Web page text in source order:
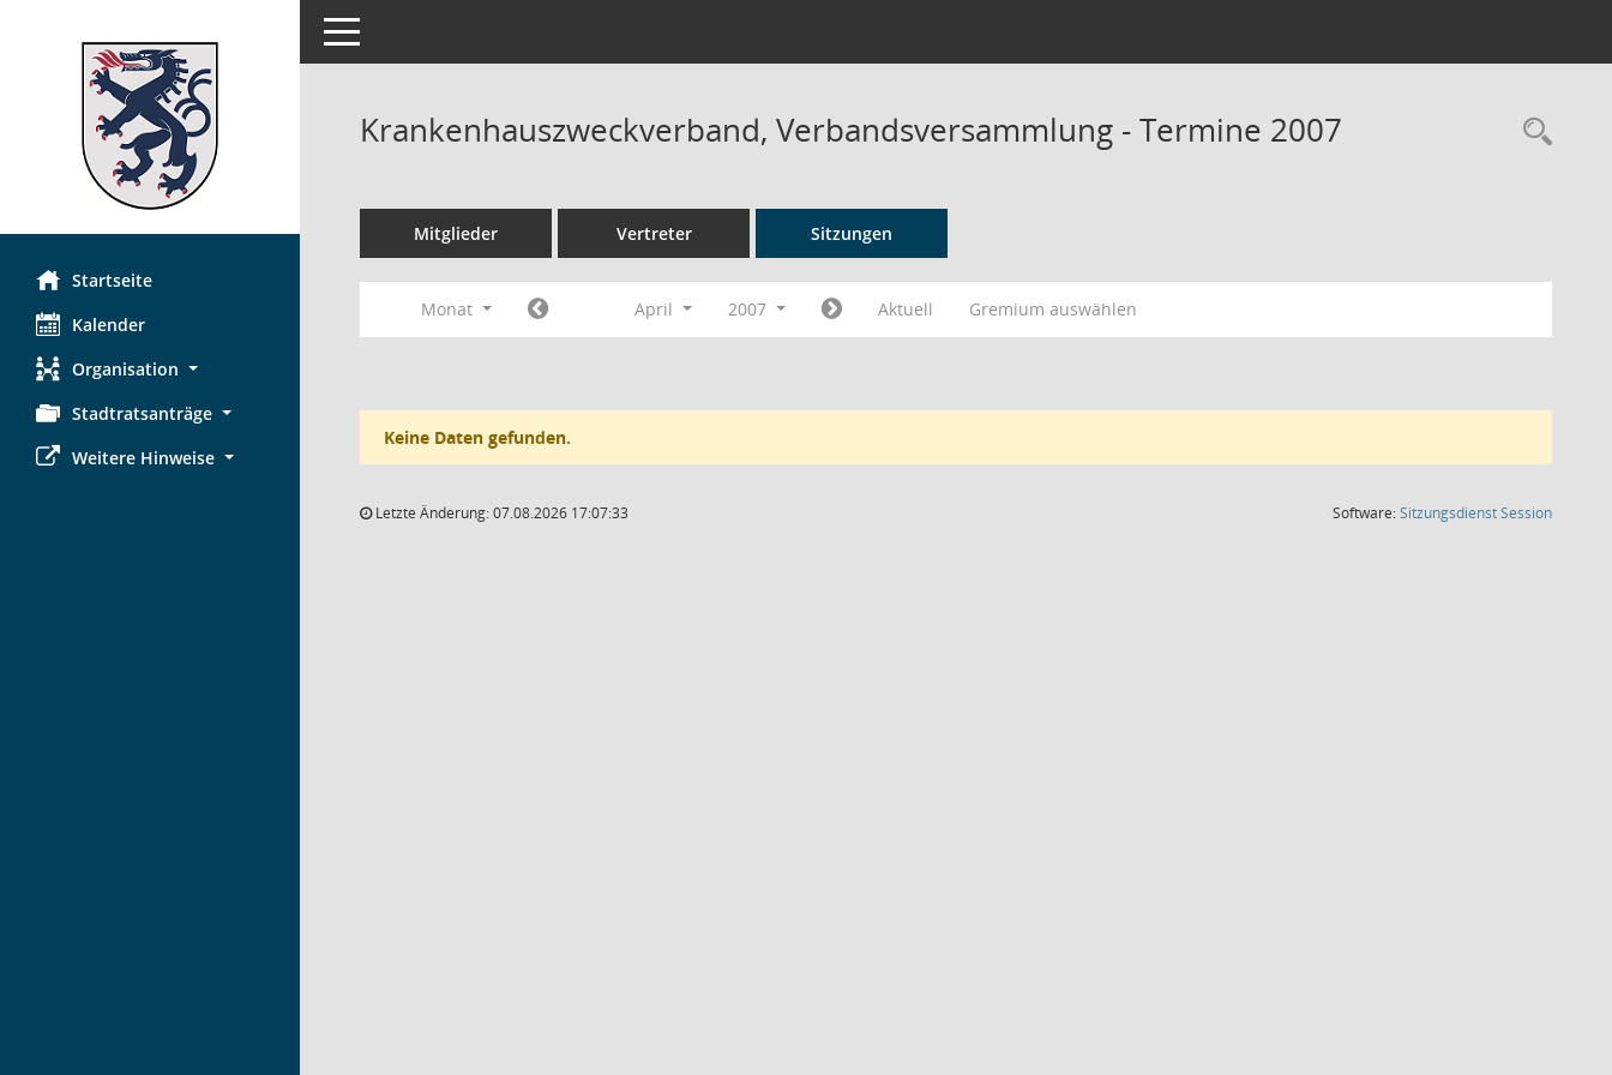
Startseite
Kalender
Organisation
Stadtratsanträge
Weitere Hinweise
Toggle navigation
Krankenhauszweckverband, Verbandsversammlung - Termine 2007
Mitglieder Vertreter Sitzungen
Monat April 2007 Aktuell Gremium auswählen
Keine Daten gefunden.
Letzte Änderung: 07.08.2026 17:07:33 Software:SitzungsdienstSession(Wird in